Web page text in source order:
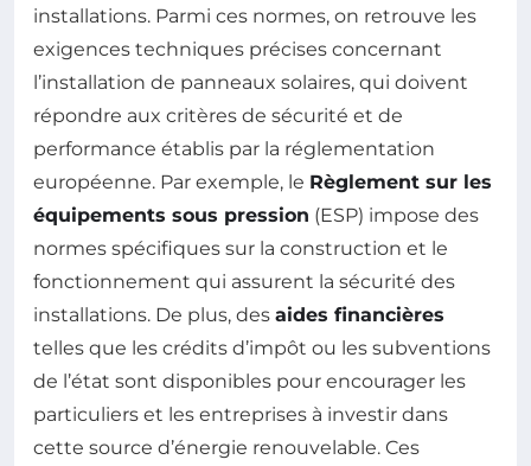
installations. Parmi ces normes, on retrouve les
exigences techniques précises concernant
l’installation de panneaux solaires, qui doivent
répondre aux critères de sécurité et de
performance établis par la réglementation
européenne. Par exemple, le Règlement sur les
équipements sous pression (ESP) impose des
normes spécifiques sur la construction et le
fonctionnement qui assurent la sécurité des
installations. De plus, des aides financières
telles que les crédits d’impôt ou les subventions
de l’état sont disponibles pour encourager les
particuliers et les entreprises à investir dans
cette source d’énergie renouvelable. Ces